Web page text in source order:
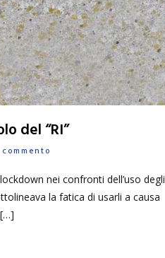
del “RI”
nei confronti dell’uso degli
la fatica di usarli a causa